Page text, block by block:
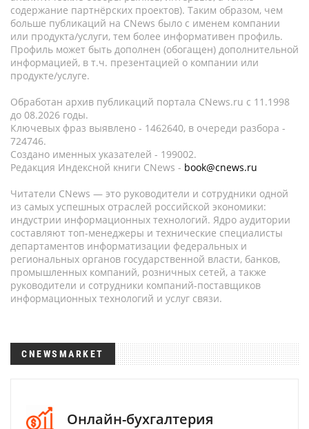
содержание партнёрских проектов). Таким образом, чем
больше публикаций на CNews было с именем компании
или продукта/услуги, тем более информативен профиль.
Профиль может быть дополнен (обогащен) дополнительной
информацией, в т.ч. презентацией о компании или
продукте/услуге.
Обработан архив публикаций портала CNews.ru c 11.1998
до 08.2026 годы.
Ключевых фраз выявлено - 1462640, в очереди разбора -
724746.
Создано именных указателей - 199002.
Редакция Индексной книги CNews - book@cnews.ru
Читатели CNews — это руководители и сотрудники одной
из самых успешных отраслей российской экономики:
индустрии информационных технологий. Ядро аудитории
составляют топ-менеджеры и технические специалисты
департаментов информатизации федеральных и
региональных органов государственной власти, банков,
промышленных компаний, розничных сетей, а также
руководители и сотрудники компаний-поставщиков
информационных технологий и услуг связи.
CNEWSMARKET
Онлайн-бухгалтерия